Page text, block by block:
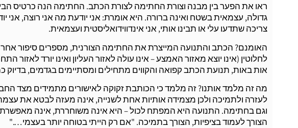
ראו את הפער בין מבנה וצורת החתימה לצורת הכתב. החתימה הנה כרטיס
גדולה, עצמאית בשטח ואינה ברורה. היא אומרת: אני יודעת מה אני רוצה, אני
צריכה שתדעו עלי או תבינו אותי, אני אינדווידואליסטית ועצמאית.
האומנם? הכתב והתנועה המייצרת את החתימה הצורנית, מספרים סיפור אחר
לחלוטין (אינו יוצא מאזור האמצע – אינו עולה לאזור העליון ואינו יורד לאזור
אות באות, תנועת הכתב קפואה והקווים מתחילים ומסתיימים בגדמים, בדיוק
מה זה מלמד אותנו? זה מלמד כי הכותבת זקוקה לאישורים מתמידים מצד
לעזרה ולתמיכה ולכן מצמידה אותיות אחת לשנייה, אינה מעזה לבטא את
וגם בחתימה. התנועה היא המפתח לכול – היא אינה משוחררת, אינה מאפשרת
הצורך לעמוד בציפיות, הצורך בתמיכה. "אם רק הייתי בטוחה יותר בעצמי…."